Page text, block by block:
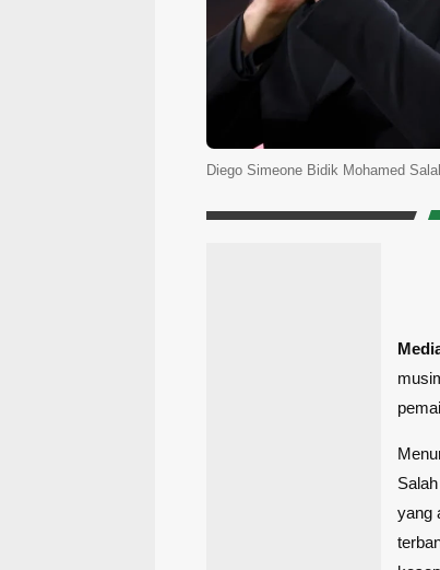
Diego Simeone Bidik Mohamed
yang